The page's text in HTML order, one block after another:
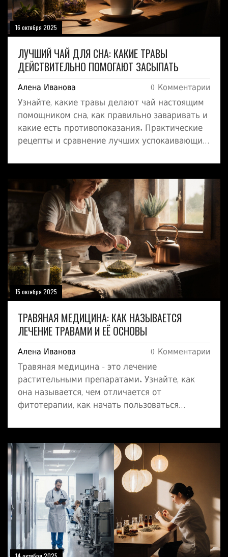
16 октября 2025
ЛУЧШИЙ ЧАЙ ДЛЯ СНА: КАКИЕ ТРАВЫ
ДЕЙСТВИТЕЛЬНО ПОМОГАЮТ ЗАСЫПАТЬ
Алена Иванова 0 Комментарии
Узнайте, какие травы делают чай настоящим
помощником сна, как правильно заваривать и
какие есть противопоказания. Практические
рецепты и сравнение лучших успокаивающих
15 октября 2025
ТРАВЯНАЯ МЕДИЦИНА: КАК НАЗЫВАЕТСЯ
ЛЕЧЕНИЕ ТРАВАМИ И ЕЁ ОСНОВЫ
Алена Иванова 0 Комментарии
Травяная медицина - это лечение
растительными препаратами. Узнайте, как
она называется, чем отличается от
фитотерапии, как начать пользоваться